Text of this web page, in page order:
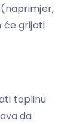
će grijati
toplinu
da